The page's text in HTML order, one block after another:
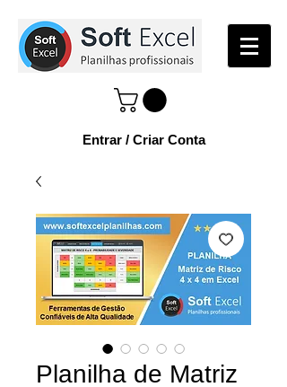
Entrar / Criar Conta
Planilha de Matriz